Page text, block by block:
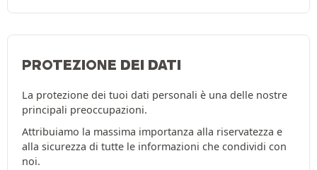
PROTEZIONE DEI DATI
La protezione dei tuoi dati personali è una delle nostre
principali preoccupazioni.
Attribuiamo la massima importanza alla riservatezza e
alla sicurezza di tutte le informazioni che condividi con
noi.